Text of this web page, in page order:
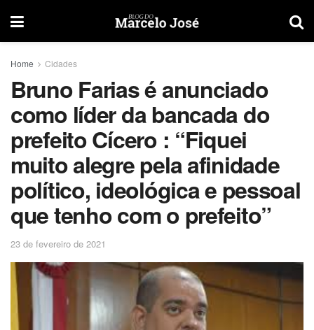
Home Cidades
Bruno Farias é anunciado
como líder da bancada do
prefeito Cícero : “Fiquei
muito alegre pela afinidade
político, ideológica e pessoal
que tenho com o prefeito”
23 de fevereiro de 2021